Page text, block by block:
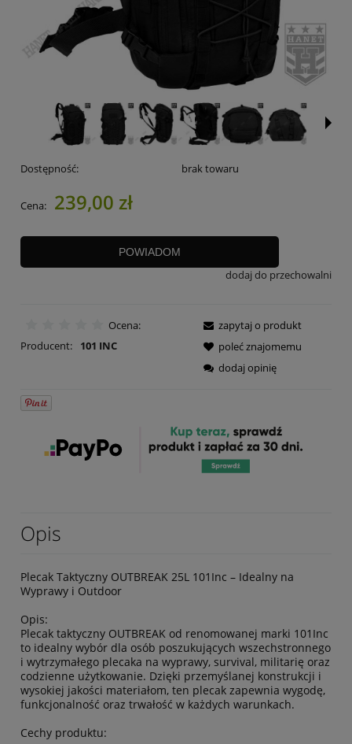
Dostępność: brak towaru
Cena: 239,00 zł
POWIADOM
dodaj do przechowalni
Ocena:
Producent:
101 INC
zapytaj o produkt
poleć znajomemu
dodaj opinię
Opis
Plecak Taktyczny OUTBREAK 25L 101Inc – Idealny na
Wyprawy i Outdoor
Opis:
Plecak taktyczny OUTBREAK od renomowanej marki 101Inc
to idealny wybór dla osób poszukujących wszechstronnego
i wytrzymałego plecaka na wyprawy, survival, militarię oraz
codzienne użytkowanie. Dzięki przemyślanej konstrukcji i
wysokiej jakości materiałom, ten plecak zapewnia wygodę,
funkcjonalność oraz trwałość w każdych warunkach.
Cechy produktu: